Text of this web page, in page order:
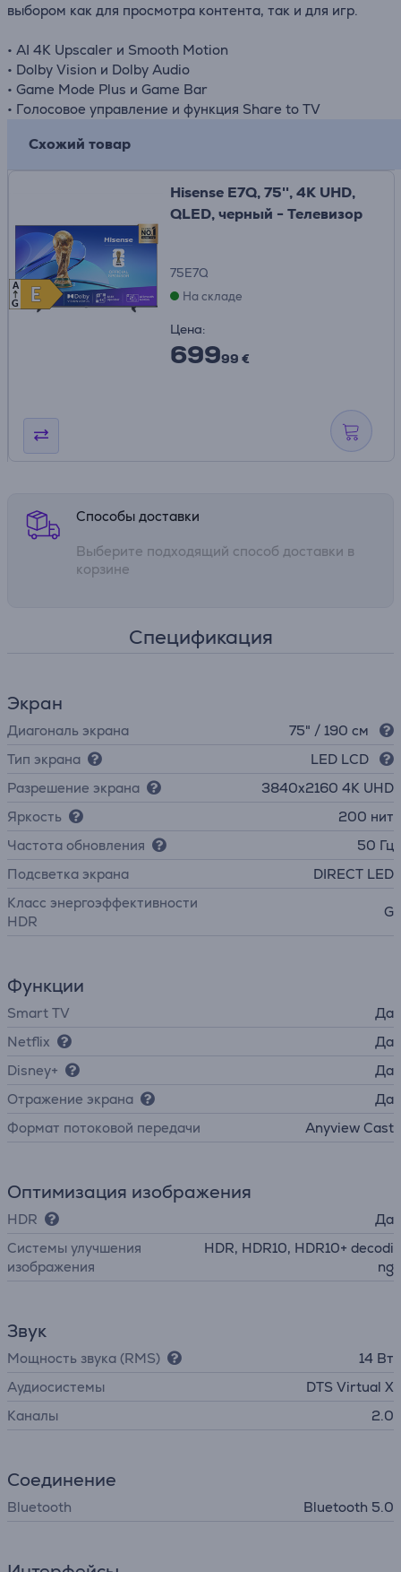
выбором как для просмотра контента, так и для игр.
• AI 4K Upscaler и Smooth Motion
• Dolby Vision и Dolby Audio
• Game Mode Plus и Game Bar
• Голосовое управление и функция Share to TV
Схожий товар
E
E
A
G
Hisense E7Q, 75'', 4K UHD,
QLED, черный - Телевизор
75E7Q
На складе
Цена:
69999 €
Способы доставки
Выберите подходящий способ доставки в
корзине
Спецификация
Экран
Диагональ экрана
75" / 190 см
Тип экрана
LED LCD
Разрешение экрана
3840х2160 4K UHD
Яркость
200 нит
Частота обновления
50 Гц
Подсветка экрана
DIRECT LED
Класс энергоэффективности
HDR
G
Функции
Smart TV
Да
Netflix
Да
Disney+
Да
Отражение экрана
Да
Формат потоковой передачи
Anyview Cast
Оптимизация изображения
HDR
Да
Системы улучшения
изображения
HDR, HDR10, HDR10+ decodi
ng
Звук
Мощность звука (RMS)
14 Вт
Аудиосистемы
DTS Virtual X
Каналы
2.0
Соединение
Bluetooth Bluetooth 5.0